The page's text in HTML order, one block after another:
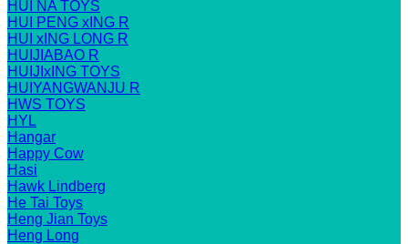
HUI NA TOYS
HUI PENG xING R
HUI xING LONG R
HUIJIABAO R
HUIJIxING TOYS
HUIYANGWANJU R
HWS TOYS
HYL
Hangar
Happy Cow
Hasi
Hawk Lindberg
He Tai Toys
Heng Jian Toys
Heng Long